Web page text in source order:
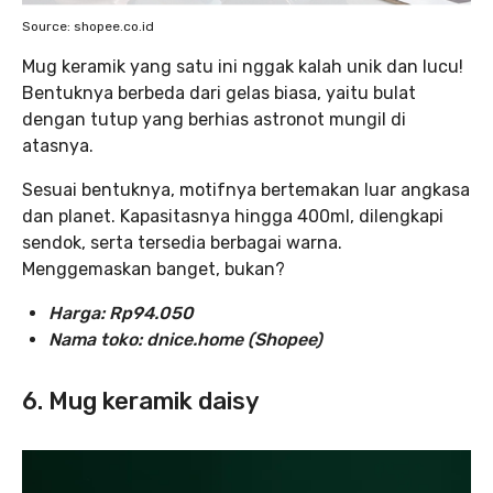
Source: shopee.co.id
Mug keramik yang satu ini nggak kalah unik dan lucu!
Bentuknya berbeda dari gelas biasa, yaitu bulat
dengan tutup yang berhias astronot mungil di
atasnya.
Sesuai bentuknya, motifnya bertemakan luar angkasa
dan planet. Kapasitasnya hingga 400ml, dilengkapi
sendok, serta tersedia berbagai warna.
Menggemaskan banget, bukan?
Harga: Rp94.050
Nama toko: dnice.home (Shopee)
6. Mug keramik daisy